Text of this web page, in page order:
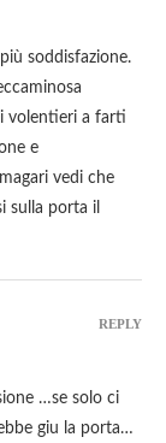
soddisfazione.
volentieri a farti
e
vedi che
sulla porta il
…se solo ci
giu la porta…
REPLY